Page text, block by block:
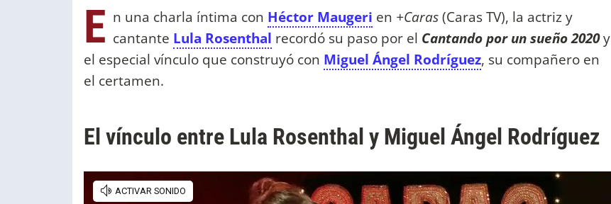
E n una charla íntima con Héctor Maugeri en +Caras(Caras TV), la actriz y
cantante Lula Rosenthal recordó su paso por el Cantando por un sueño 2020y
el especial vínculo que construyó con Miguel Ángel Rodríguez, su compañero en
el certamen.
El vínculo entre Lula Rosenthal y Miguel Ángel Rodríguez